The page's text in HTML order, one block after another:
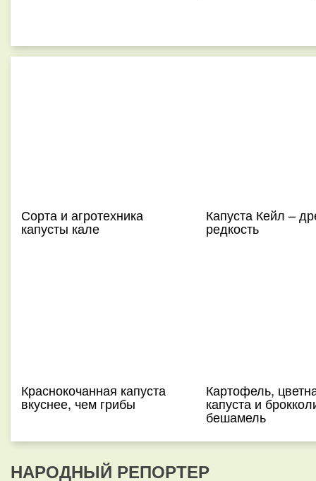
Сорта и агротехника
капусты кале
Капуста Кейл –
редкость
Краснокочанная капуста
вкуснее, чем грибы
Картофель,
капуста и
бешамель
НАРОДНЫЙ РЕПОРТЕР